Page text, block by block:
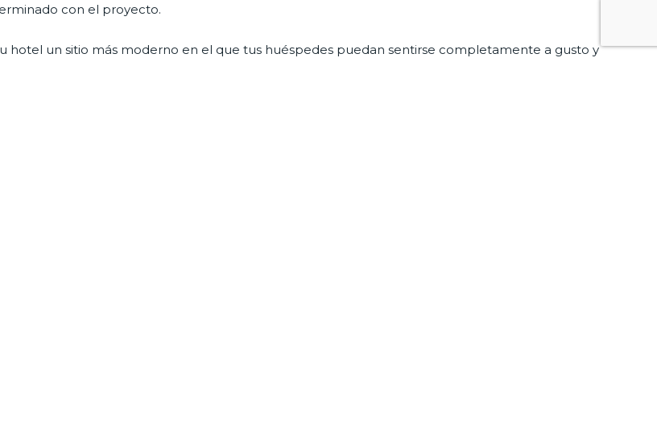
con el proyecto.
hotel un sitio más moderno en el que tus huéspedes puedan sentirse completamente a gusto y